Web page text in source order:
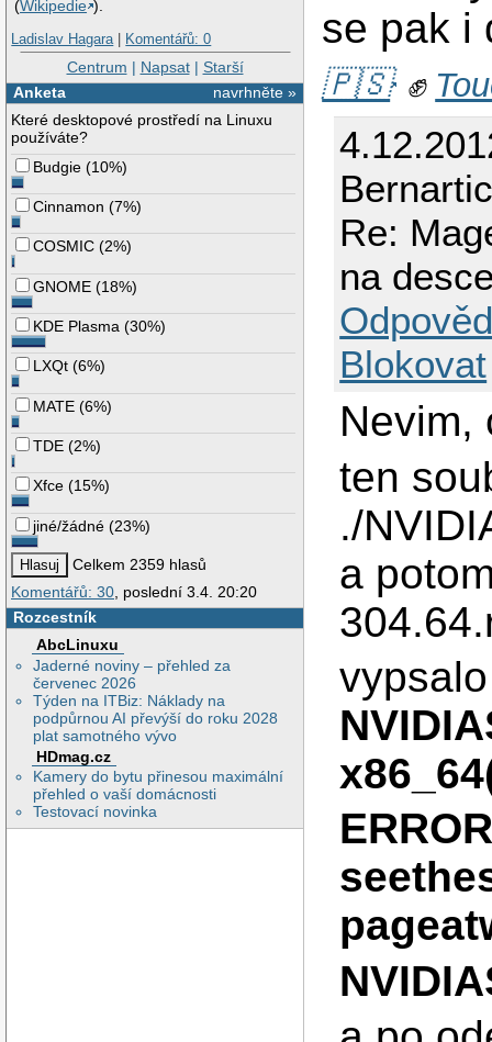
(Wikipedie ).
Ladislav Hagara | Komentářů: 0
Centrum | Napsat| Starší
navrhněte »
Anketa
Které desktopové prostředí na Linuxu
používáte?
Budgie (10%)
Cinnamon (7%)
COSMIC (2%)
GNOME (18%)
KDE Plasma (30%)
LXQt (6%)
MATE (6%)
TDE (2%)
Xfce (15%)
jiné/žádné (23%)
Celkem 2359 hlasů
Komentářů: 30, poslední 3.4. 20:20
Rozcestník
AbcLinuxu
Jaderné noviny – přehled za
červenec 2026
Týden na ITBiz: Náklady na
podpůrnou AI převýší do roku 2028
plat samotného vývo
HDmag.cz
Kamery do bytu přinesou maximální
přehled o vaší domácnosti
Testovací novinka
se pak i
🇵🇸 ✊
Re:
na
Blokovat
Nevim,
ten
./
a